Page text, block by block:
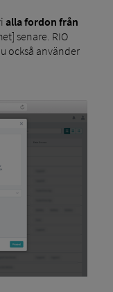
alla fordon från
senare. RIO
också använder